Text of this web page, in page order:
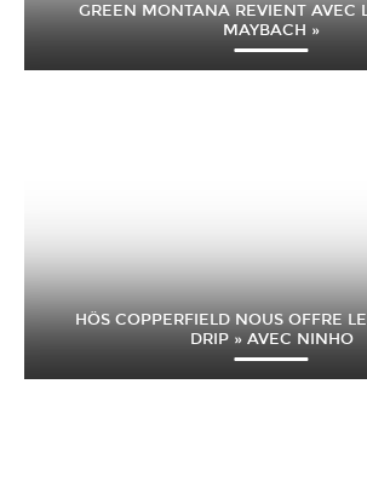
GREEN MONTANA REVIENT AVEC
MAYBACH »
HÖS COPPERFIELD NOUS OFFRE
DRIP » AVEC NINHO